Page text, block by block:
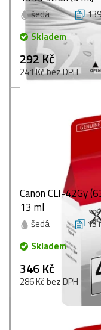
šedá
Skladem
292 Kč
241 Kč bez DPH
Canon CLI-42Gy
13 ml
šedá 13
Skladem
346 Kč
286 Kč bez DPH